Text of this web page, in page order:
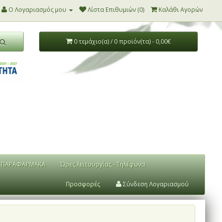
Ο Λογαριασμός μου Λίστα Επιθυμιών (0) Καλάθι Αγορών
0 τεμάχιο(α) / 0 προϊόν(τα) - 0,00€
ΠΑΡΑΦΑΡΜΑΚΑ Ώρες λειτουργίας - Τηλέφωνα
Προσφορές Σύνδεση Λογαριασμού